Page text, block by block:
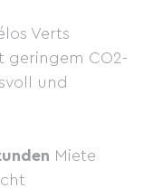
Verts
geringem CO2-
und
Miete